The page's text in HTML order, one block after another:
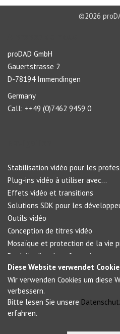
©2026
proDAD GmbH
Gauertstrasse 2
D-78194 Immendingen
Germany
Call: ++49 (0)7462 9459 0
Stabilisation vidéo pour les
Plug-ins vidéo à utiliser avec...
Effets vidéo et transitions
Solutions SDK pour les
Outils vidéo
Conception de titres vidéo
Mosaïque et protection de la vie
Produits d’analyse forensique
Social Networks
Diese Website verwendet
Wir verwenden Cookies um diese
verbessern.
Bitte lesen Sie unsere
erfahren.